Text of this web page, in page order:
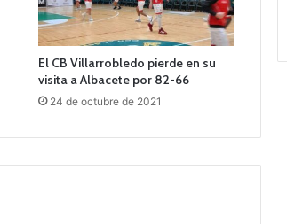
El CB Villarrobledo pierde en su
visita a Albacete por 82-66
24 de octubre de 2021